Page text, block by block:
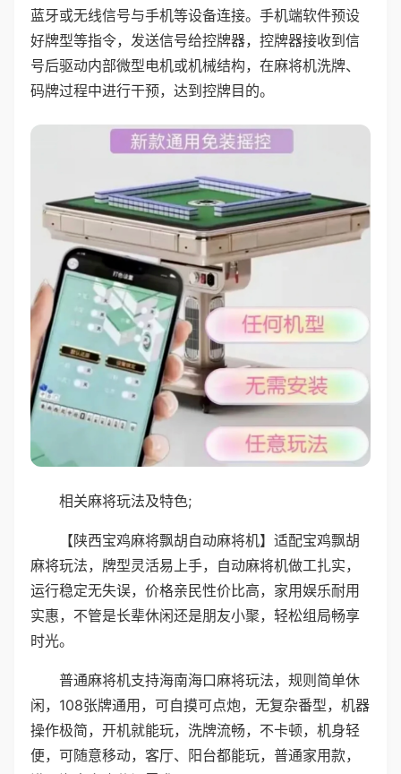
蓝牙或无线信号与手机等设备连接。手机端软件预设
好牌型等指令，发送信号给控牌器，控牌器接收到信
号后驱动内部微型电机或机械结构，在麻将机洗牌、
码牌过程中进行干预，达到控牌目的。
相关麻将玩法及特色;
【陕西宝鸡麻将飘胡自动麻将机】适配宝鸡飘胡
麻将玩法，牌型灵活易上手，自动麻将机做工扎实，
运行稳定无失误，价格亲民性价比高，家用娱乐耐用
实惠，不管是长辈休闲还是朋友小聚，轻松组局畅享
时光。
普通麻将机支持海南海口麻将玩法，规则简单休
闲，108张牌通用，可自摸可点炮，无复杂番型，机器
操作极简，开机就能玩，洗牌流畅，不卡顿，机身轻
便，可随意移动，客厅、阳台都能玩，普通家用款，